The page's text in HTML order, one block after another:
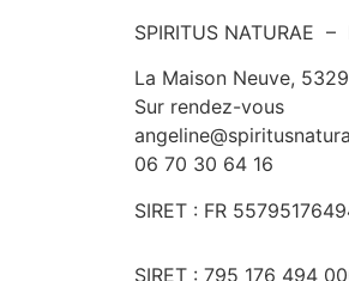
SPIRITUS NATURAE
La Maison Neuve,
Sur rendez-vous
06 70 30 64 16
SIRET : FR
SIRET : 795 176 494